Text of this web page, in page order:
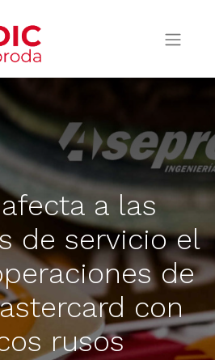
a las
de servicio el
de
con
rusos